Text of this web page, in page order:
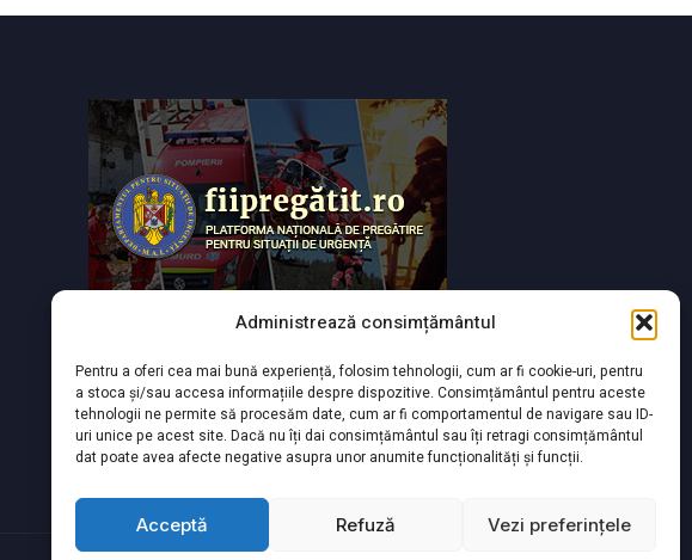
Administrează consimțământul
Pentru a oferi cea mai bună experiență, folosim tehnologii, cum ar fi cookie-uri, pentru
a stoca și/sau accesa informațiile despre dispozitive. Consimțământul pentru aceste
tehnologii ne permite să procesăm date, cum ar fi comportamentul de navigare sau ID-
uri unice pe acest site. Dacă nu îți dai consimțământul sau îți retragi consimțământul
dat poate avea afecte negative asupra unor anumite funcționalități și funcții.
Acceptă Refuză Vezi preferințele